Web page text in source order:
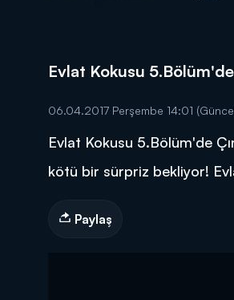
Evlat Kokusu
06.04.2017 Perşembe 14:01
Evlat Kokusu 5.Bölüm'de
kötü bir sürpriz bekliyor!
Paylaş